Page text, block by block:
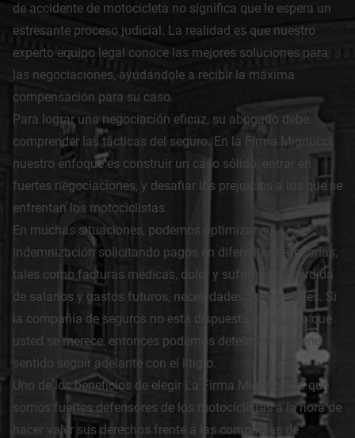
de accidente de motocicleta no significa que le espera un
estresante proceso judicial. La realidad es que nuestro
experto equipo legal conoce las mejores soluciones para
las negociaciones, ayudándole a recibir la máxima
compensación para su caso.
Para lograr una negociación eficaz, su abogado debe
comprender las tácticas del seguro. En la Firma Mignucci,
nuestro enfoque es construir un caso sólido, entrar en
fuertes negociaciones, y desafiar los prejuicios a los que se
enfrentan los motociclistas.
En muchas situaciones, podemos optimizar su
indemnización solicitando pagos en diferentes categorías,
tales como facturas médicas, dolor y sufrimiento, pérdida
de salarios y gastos futuros, necesidades asistenciales. Si
la compañía de seguros no está dispuesta a pagar lo que
usted se merece, entonces podemos determinar si tiene
sentido seguir adelante con el litigio.
Uno de los beneficios de elegir La Firma Mignucci es que
somos fuertes defensores de los motociclistas a la hora de
hacer valer sus derechos frente a las compañías de